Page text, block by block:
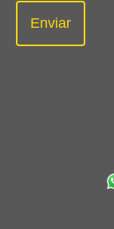
Enviar